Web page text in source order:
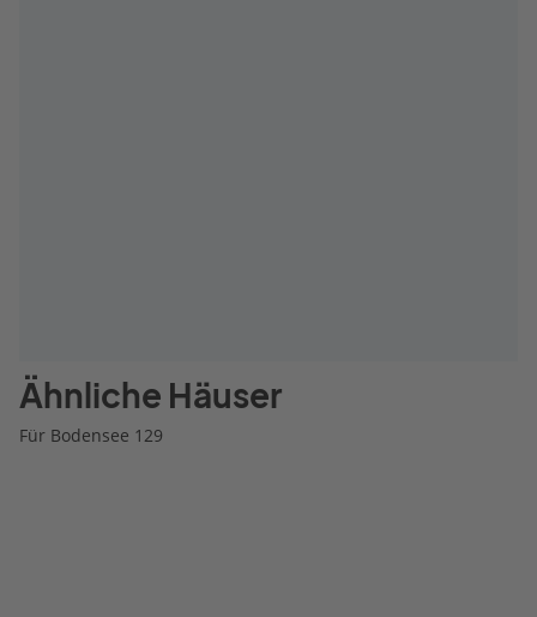
Ähnliche Häuser
Für Bodensee 129